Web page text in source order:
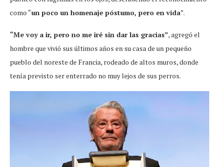
como “un poco un homenaje póstumo, pero en vida”.
“Me voy a ir, pero no me iré sin dar las gracias”, agregó el
hombre que vivió sus últimos años en su casa de un pequeño
pueblo del noreste de Francia, rodeado de altos muros, donde
tenía previsto ser enterrado no muy lejos de sus perros.